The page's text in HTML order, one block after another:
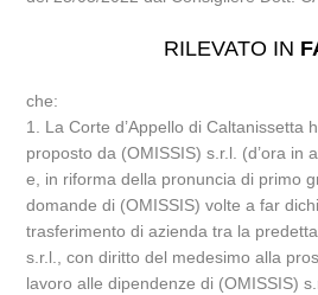
RILEVATO IN
che:
1. La Corte d’Appello di Caltanissetta
proposto da (OMISSIS) s.r.l. (d’ora in
e, in riforma della pronuncia di primo
domande di (OMISSIS) volte a far
trasferimento di azienda tra la
s.r.l., con diritto del medesimo alla
lavoro alle dipendenze di (OMISSIS)